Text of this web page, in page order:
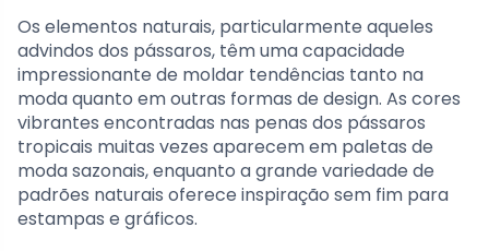
Os elementos naturais, particularmente aqueles
advindos dos pássaros, têm uma capacidade
impressionante de moldar tendências tanto na
moda quanto em outras formas de design. As cores
vibrantes encontradas nas penas dos pássaros
tropicais muitas vezes aparecem em paletas de
moda sazonais, enquanto a grande variedade de
padrões naturais oferece inspiração sem fim para
estampas e gráficos.